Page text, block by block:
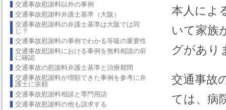
交通事故慰謝料以外の事例
交通事故慰謝料弁護士基準（大阪）
交通事故慰謝料の弁護士基準は大阪では同
じ？
交通事故慰謝料の事例でわかる等級の重要性
交通事故慰謝料における事例を無料相談の前
に確認
交通事故の慰謝料弁護士基準と治療期間
交通事故慰謝料が増額できた事例を参考に弁
護士に依頼
交通事故慰謝料相談と専門用語
交通事故慰謝料の他も請求する
本人によ
いて家族
グがあり
交通事故
ては、病